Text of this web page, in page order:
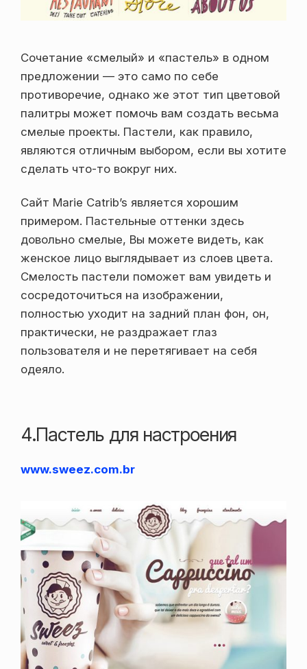
Сочетание «смелый» и «пастель» в одном
предложении — это само по себе
противоречие, однако же этот тип цветовой
палитры может помочь вам создать весьма
смелые проекты. Пастели, как правило,
являются отличным выбором, если вы хотите
сделать что-то вокруг них.
Сайт Marie Catrib’s является хорошим
примером. Пастельные оттенки здесь
довольно смелые, Вы можете видеть, как
женское лицо выглядывает из слоев цвета.
Смелость пастели поможет вам увидеть и
сосредоточиться на изображении,
полностью уходит на задний план фон, он,
практически, не раздражает глаз
пользователя и не перетягивает на себя
одеяло.
4.Пастель для настроения
www.sweez.com.br